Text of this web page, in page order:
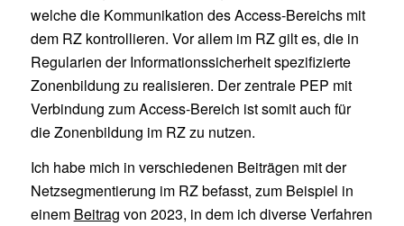
welche die Kommunikation des Access-Bereichs mit
dem RZ kontrollieren. Vor allem im RZ gilt es, die in
Regularien der Informationssicherheit spezifizierte
Zonenbildung zu realisieren. Der zentrale PEP mit
Verbindung zum Access-Bereich ist somit auch für
die Zonenbildung im RZ zu nutzen.
Ich habe mich in verschiedenen Beiträgen mit der
Netzsegmentierung im RZ befasst, zum Beispiel in
einem Beitrag von 2023, in dem ich diverse Verfahren